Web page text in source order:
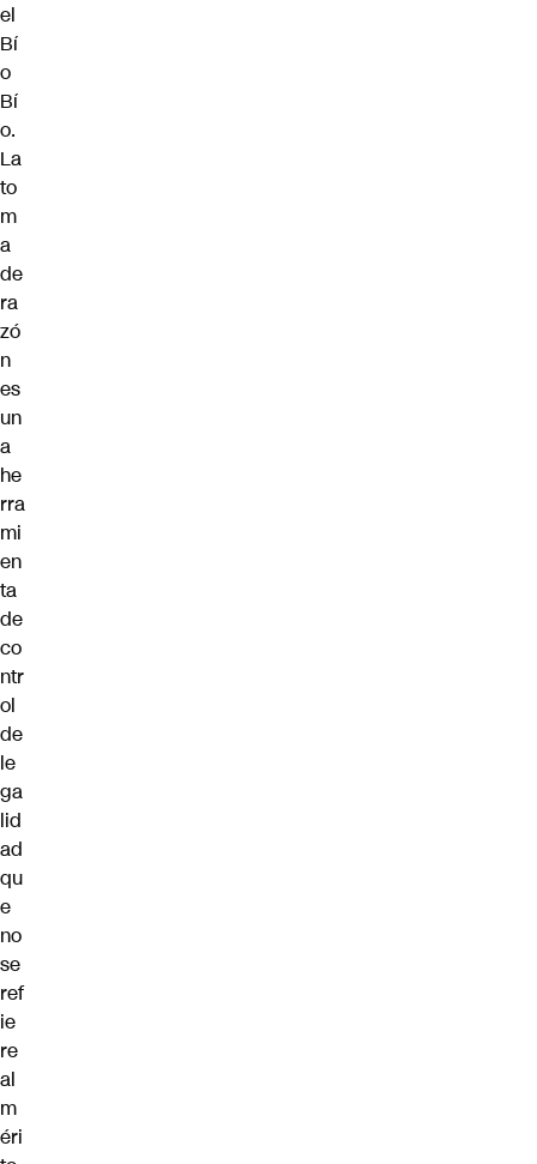
el
Bí
o
Bí
o.
La
to
m
a
de
ra
zó
n
es
un
a
he
rra
mi
en
ta
de
co
ntr
ol
de
le
ga
lid
ad
qu
e
no
se
ref
ie
re
al
m
éri